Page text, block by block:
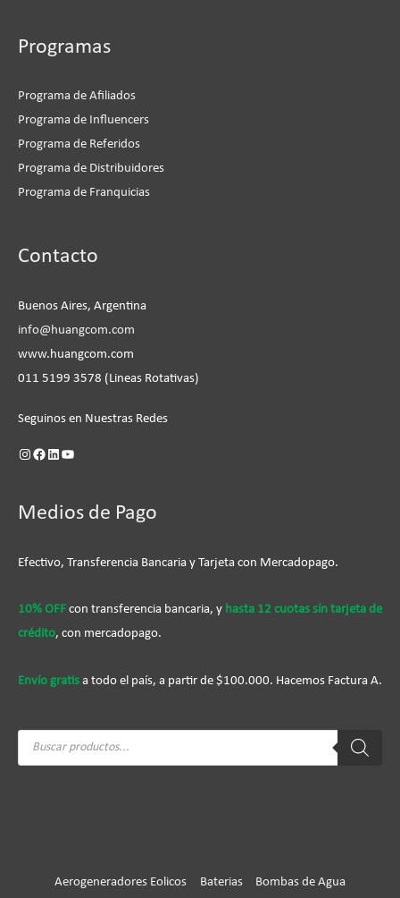
Programas
Programa de Afiliados
Programa de Influencers
Programa de Referidos
Programa de Distribuidores
Programa de Franquicias
Contacto
Buenos Aires, Argentina
info@huangcom.com
www.huangcom.com
011 5199 3578 (Lineas Rotativas)
Seguinos en Nuestras Redes
Medios de Pago
Efectivo, Transferencia Bancaria y Tarjeta con Mercadopago.
10% OFF con transferencia bancaria, y hasta 12 cuotas sín tarjeta de
crédito, con mercadopago.
Envío gratis a todo el país, a partir de $100.000. Hacemos Factura A.
Búsqueda
Aerogeneradores Eolicos Baterias Bombas de Agua